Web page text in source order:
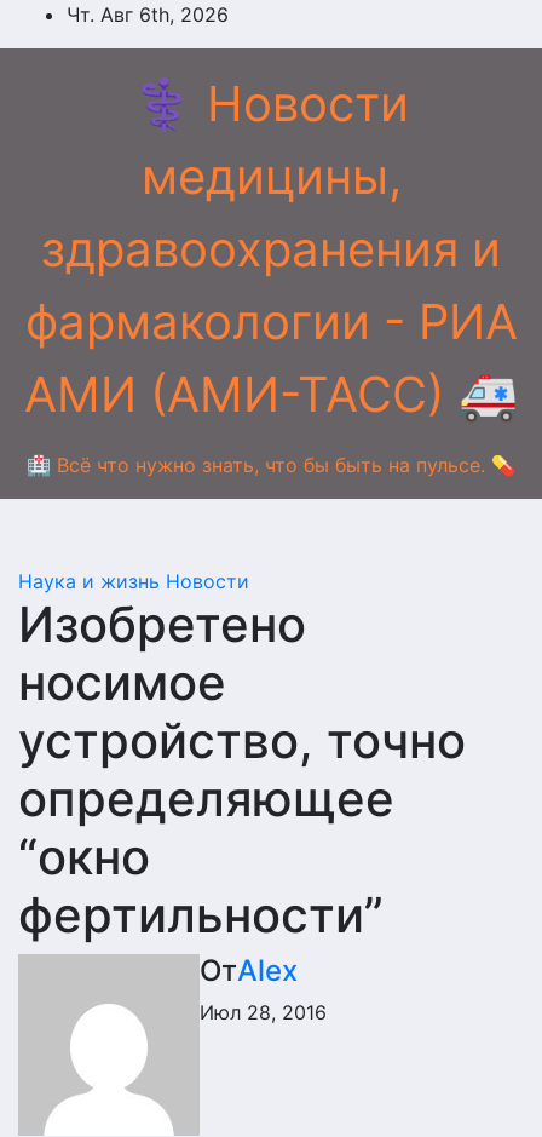
Перейти
к
Чт. Авг 6th, 2026
⚕️ Новости
медицины,
здравоохранения и
фармакологии - РИА
АМИ (АМИ-ТАСС) 🚑
🏥 Всё что нужно знать, что бы быть на пульсе. 💊
Наука и жизнь Новости
Изобретено
носимое
устройство, точно
определяющее
“окно
фертильности”
ОтAlex
Июл 28, 2016